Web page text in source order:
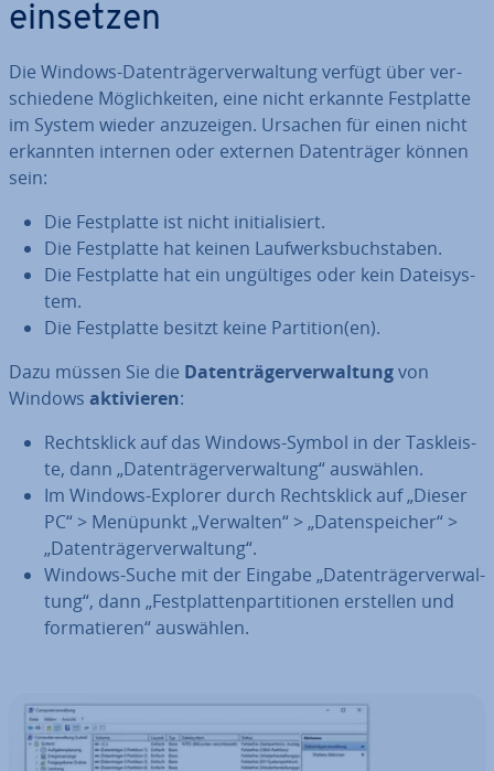
einsetzen
Die Windows-Da­ten­trä­ger­ver­wal­tung verfügt über ver­
schie­de­ne Mög­lich­kei­ten, eine nicht erkannte Fest­plat­te
im System wieder an­zu­zei­gen. Ursachen für einen nicht
erkannten internen oder externen Da­ten­trä­ger können
sein:
Die Fest­plat­te ist nicht in­itia­li­siert.
Die Fest­plat­te hat keinen Lauf­werks­buch­sta­ben.
Die Fest­plat­te hat ein un­gül­ti­ges oder kein Da­tei­sys­
tem.
Die Fest­plat­te besitzt keine Partition(en).
Dazu müssen Sie die Da­ten­trä­ger­ver­wal­tungvon
Windows ak­ti­vie­ren:
Rechts­klick auf das Windows-Symbol in der Task­leis­
te, dann „Da­ten­trä­ger­ver­wal­tung“ auswählen.
Im Windows-Explorer durch Rechts­klick auf „Dieser
PC“ > Menüpunkt „Verwalten“ > „Da­ten­spei­cher“ >
„Da­ten­trä­ger­ver­wal­tung“.
Windows-Suche mit der Eingabe „Da­ten­trä­ger­ver­wal­
tung“, dann „Fest­plat­ten­par­ti­tio­nen erstellen und
for­ma­tie­ren“ auswählen.